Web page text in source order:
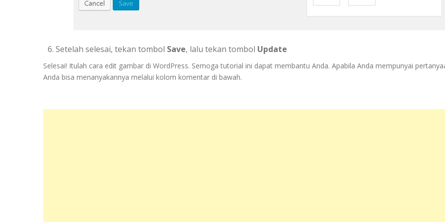
Setelah selesai, tekan tombol Save, lalu tekan tombol Update
Selesai! Itulah cara edit gambar di WordPress. Semoga tutorial ini dapat membantu Anda. Apabila Anda mempunyai
Anda bisa menanyakannya melalui kolom komentar di bawah.